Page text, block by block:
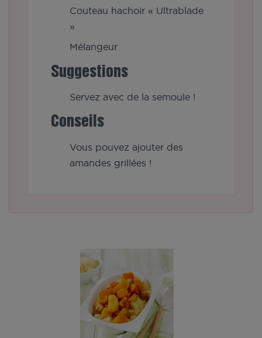
Couteau hachoir « Ultrablade
»
Mélangeur
Suggestions
Servez avec de la semoule !
Conseils
Vous pouvez ajouter des
amandes grillées !